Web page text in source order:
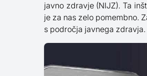
javno zdravje (NIJZ). Ta
je za nas zelo pomembno.
s področja javnega zdravja.